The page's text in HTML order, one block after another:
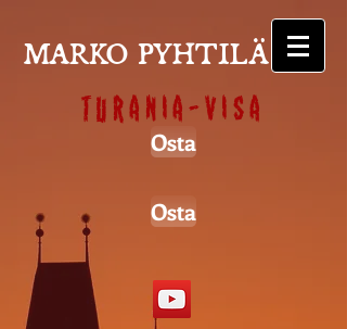
MARKO PYHTILÄ
Turania-visa
Osta
Osta